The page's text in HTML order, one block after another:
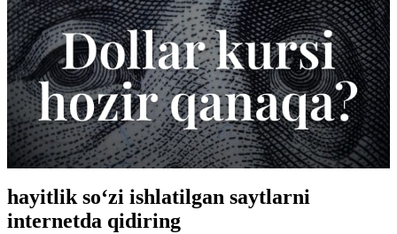
hayitlik so‘zi ishlatilgan saytlarni
internetda qidiring